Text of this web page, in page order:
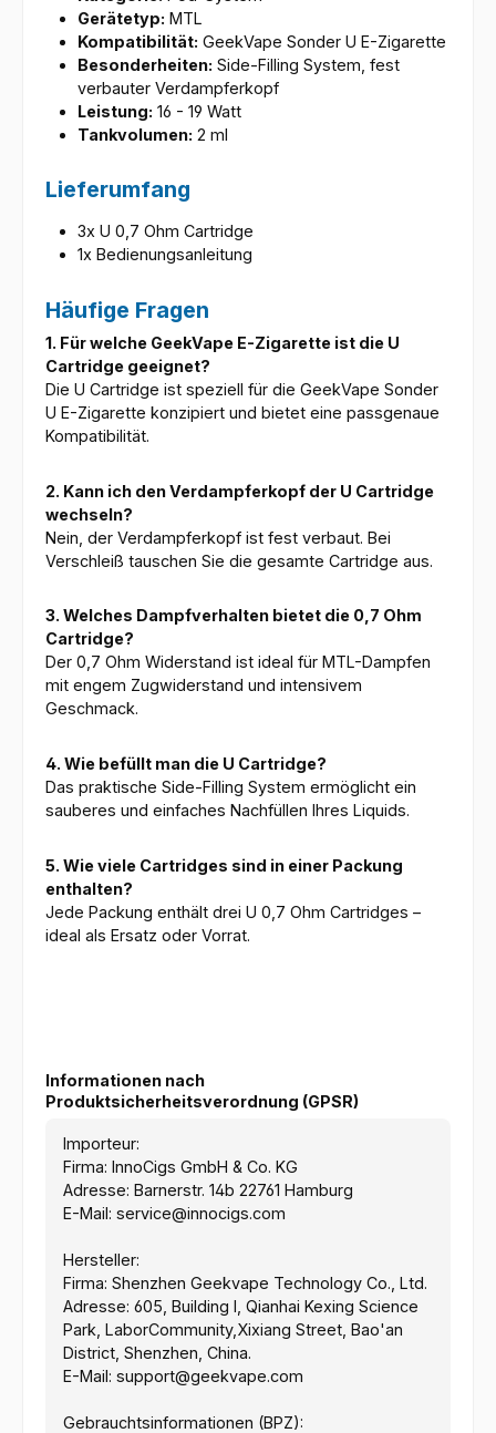
Gerätetyp: MTL
Kompatibilität: GeekVape Sonder U E-Zigarette
Besonderheiten: Side-Filling System, fest
verbauter Verdampferkopf
Leistung: 16 - 19 Watt
Tankvolumen: 2 ml
Lieferumfang
3x U 0,7 Ohm Cartridge
1x Bedienungsanleitung
Häufige Fragen
1. Für welche GeekVape E-Zigarette ist die U
Cartridge geeignet?
Die U Cartridge ist speziell für die GeekVape Sonder
U E-Zigarette konzipiert und bietet eine passgenaue
Kompatibilität.
2. Kann ich den Verdampferkopf der U Cartridge
wechseln?
Nein, der Verdampferkopf ist fest verbaut. Bei
Verschleiß tauschen Sie die gesamte Cartridge aus.
3. Welches Dampfverhalten bietet die 0,7 Ohm
Cartridge?
Der 0,7 Ohm Widerstand ist ideal für MTL-Dampfen
mit engem Zugwiderstand und intensivem
Geschmack.
4. Wie befüllt man die U Cartridge?
Das praktische Side-Filling System ermöglicht ein
sauberes und einfaches Nachfüllen Ihres Liquids.
5. Wie viele Cartridges sind in einer Packung
enthalten?
Jede Packung enthält drei U 0,7 Ohm Cartridges –
ideal als Ersatz oder Vorrat.
Informationen nach
Produktsicherheitsverordnung (GPSR)
Importeur:
Firma: InnoCigs GmbH & Co. KG
Adresse: Barnerstr. 14b 22761 Hamburg
E-Mail: service@innocigs.com
Hersteller:
Firma: Shenzhen Geekvape Technology Co., Ltd.
Adresse: 605, Building l, Qianhai Kexing Science
Park, LaborCommunity,Xixiang Street, Bao'an
District, Shenzhen, China.
E-Mail: support@geekvape.com
Gebrauchtsinformationen (BPZ):